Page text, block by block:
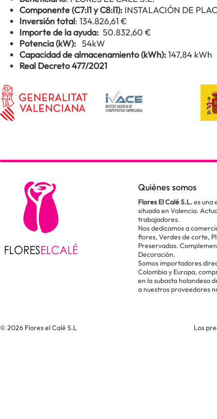
Componente (C7:l1 y C8:l1): INSTALACIÓN DE
Inversión total: 134.826,61 €
Importe de la ayuda: 50.832,60 €
Potencia (kW): 54kW
Capacidad de almacenamiento (kWh):147,84 kWh
Real Decreto 477/2021
Quiénes somos
Flores El Calé S.L.es una
situada en Valencia.
trabajadores.
Nos dedicamos a
flores, Verdes de corte,
Preservadas.
Decoración.
Somos importadores
Colombia y Europa,
en la subasta holandesa
a nuestros proveedores
© 2026 Flores el Calé S.L Los